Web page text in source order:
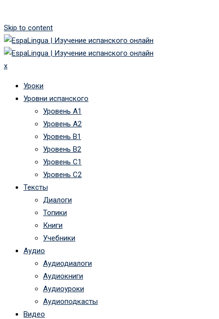
Skip to content
x
Уроки
Уровни испанского
Уровень А1
Уровень А2
Уровень B1
Уровень B2
Уровень C1
Уровень C2
Тексты
Диалоги
Топики
Книги
Учебники
Аудио
Аудиодиалоги
Аудиокниги
Аудиоуроки
Аудиоподкасты
Видео